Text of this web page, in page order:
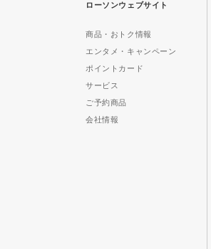
ローソンウェブサイト
商品・おトク情報
エンタメ・キャンペーン
ポイントカード
サービス
ご予約商品
会社情報